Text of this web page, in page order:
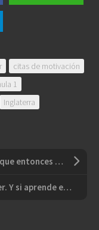
citas de motivación
1
Inglaterra
“No tiene utilidad volver al ayer, porque entonces era una persona distinta”
“El hombre vive sólo para aprender. Y si aprende es porque ésa es la naturaleza de su suerte, para bien o para mal”